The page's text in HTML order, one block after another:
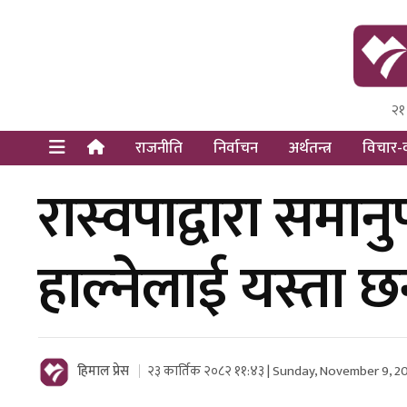
Himal
Dot
राजनीति निर्वाचन अर्थतन्त्र विचार-
रास्वपाद्वारा
हाल्नेलाई यस्ता
हिमाल प्रेस २३ कार्तिक २०८२ ११:४३ | Sunday, November 9,